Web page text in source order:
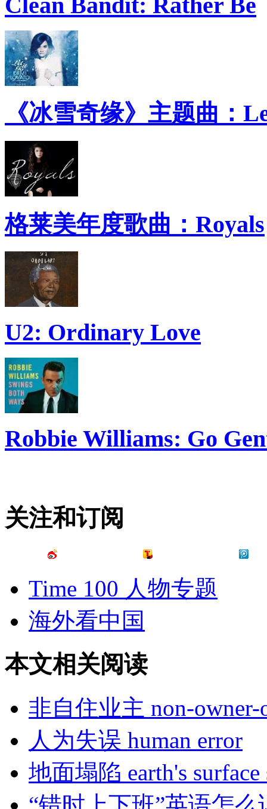
《冰雪奇缘》主题曲：
格莱美年度歌曲：Royals
U2: Ordinary Love
Robbie Williams: Go
关注和订阅
Time 100 人物专题
海外看中国
本文相关阅读
非自住业主 non-owner-
人为失误 human error
地面塌陷 earth's